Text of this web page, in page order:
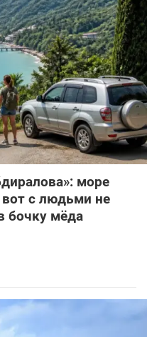
море
с людьми не
бочку мёда